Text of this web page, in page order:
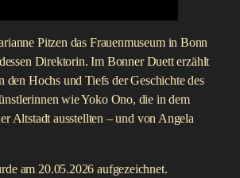
Pitzen das Frauenmuseum in Bonn
Direktorin. Im Bonner Duett erzählt
den Hochs und Tiefs der Geschichte des
wie Yoko Ono, die in dem
Altstadt ausstellten – und von Angela
am 20.05.2026 aufgezeichnet.